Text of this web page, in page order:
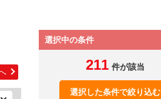
選択中の条件
211 件が該当
選択した条件で絞り込む